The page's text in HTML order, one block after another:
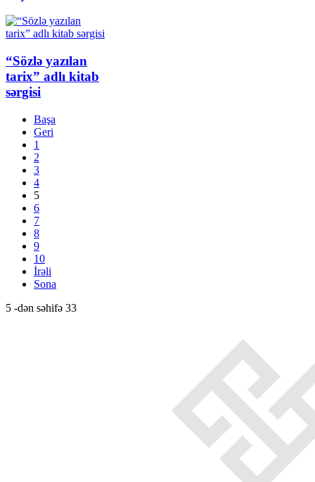
“Sözlə yazılan
tarix” adlı kitab
sərgisi
Başa
Geri
1
2
3
4
5
6
7
8
9
10
İrəli
Sona
5 -dən səhifə 33